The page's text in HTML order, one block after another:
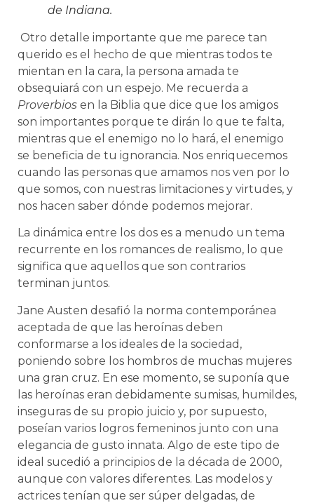
de Indiana.
Otro detalle importante que me parece tan
querido es el hecho de que mientras todos te
mientan en la cara, la persona amada te
obsequiará con un espejo. Me recuerda a
Proverbios en la Biblia que dice que los amigos
son importantes porque te dirán lo que te falta,
mientras que el enemigo no lo hará, el enemigo
se beneficia de tu ignorancia. Nos enriquecemos
cuando las personas que amamos nos ven por lo
que somos, con nuestras limitaciones y virtudes, y
nos hacen saber dónde podemos mejorar.
La dinámica entre los dos es a menudo un tema
recurrente en los romances de realismo, lo que
significa que aquellos que son contrarios
terminan juntos.
Jane Austen desafió la norma contemporánea
aceptada de que las heroínas deben
conformarse a los ideales de la sociedad,
poniendo sobre los hombros de muchas mujeres
una gran cruz. En ese momento, se suponía que
las heroínas eran debidamente sumisas, humildes,
inseguras de su propio juicio y, por supuesto,
poseían varios logros femeninos junto con una
elegancia de gusto innata. Algo de este tipo de
ideal sucedió a principios de la década de 2000,
aunque con valores diferentes. Las modelos y
actrices tenían que ser súper delgadas, de